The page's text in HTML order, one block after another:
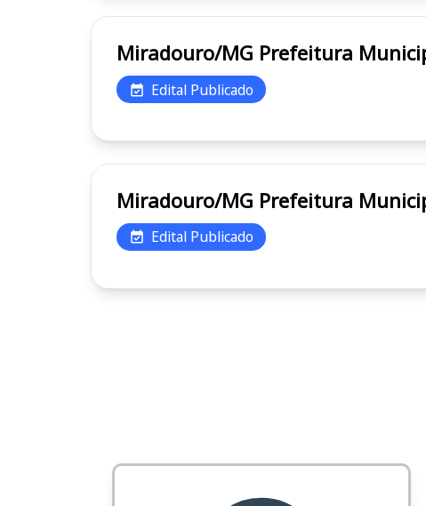
Miradouro/MG
Edital Publicado
Miradouro/MG
Edital Publicado